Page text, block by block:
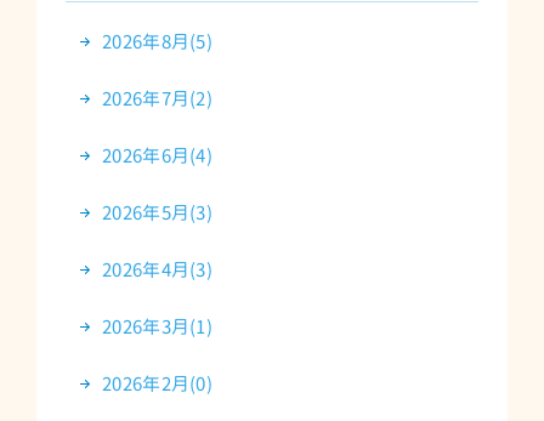
2026年8月(5)
2026年7月(2)
2026年6月(4)
2026年5月(3)
2026年4月(3)
2026年3月(1)
2026年2月(0)